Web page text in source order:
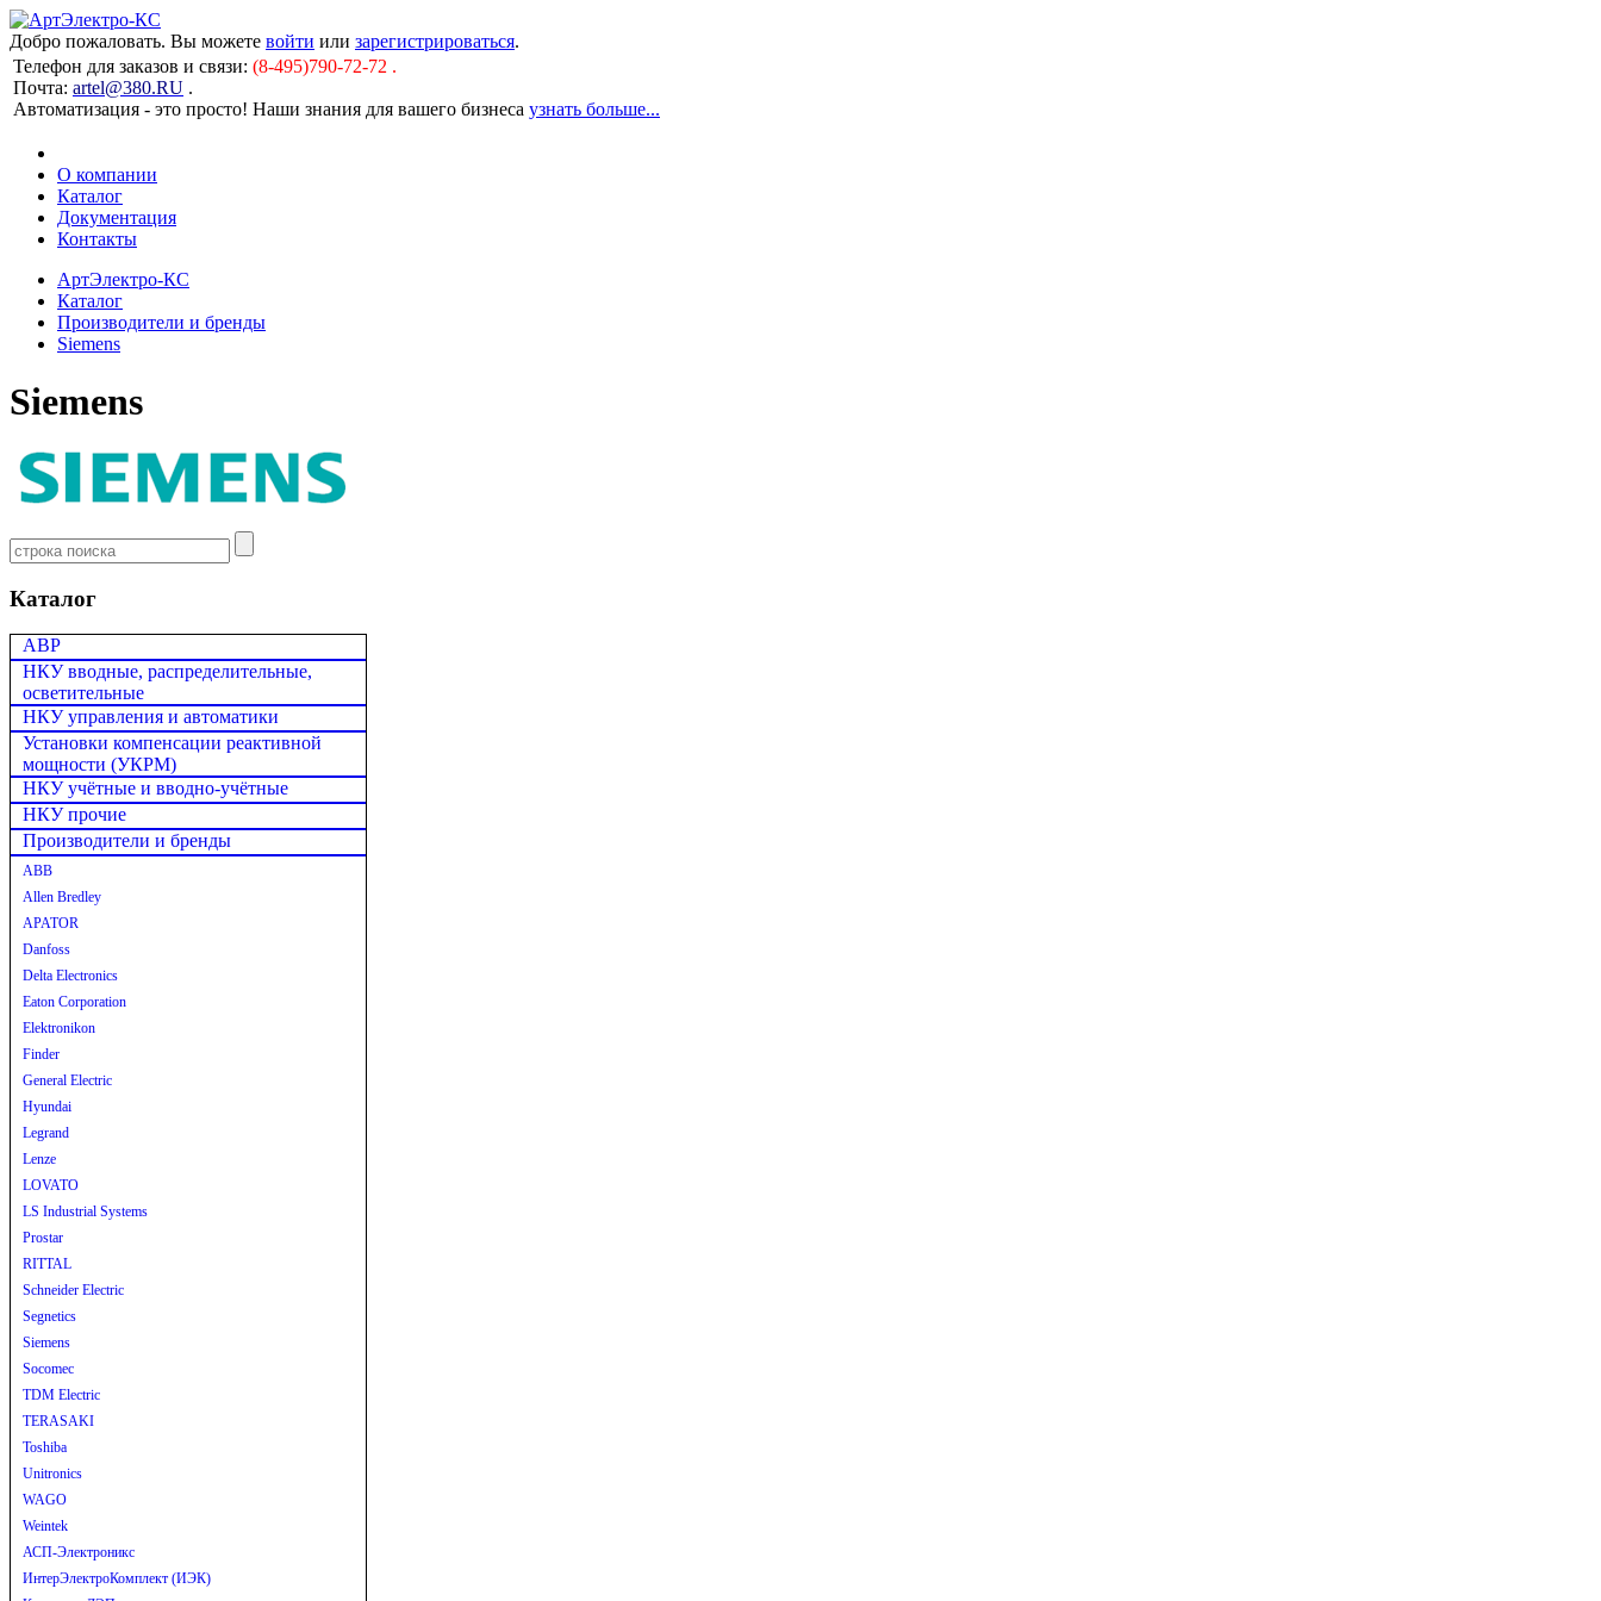
Добро пожаловать. Вы можете войти или зарегистрироваться.
Телефон для заказов и связи: (8-495)790-72-72 .
Почта: artel@380.RU .
Автоматизация - это просто! Наши знания для вашего бизнеса узнать больше...
О компании
Каталог
Документация
Контакты
АртЭлектро-КС
Каталог
Производители и бренды
Siemens
Siemens
Каталог
АВР
НКУ вводные, распределительные,
осветительные
НКУ управления и автоматики
Установки компенсации реактивной
мощности (УКРМ)
НКУ учётные и вводно-учётные
НКУ прочие
Производители и бренды
ABB
Allen Bredley
APATOR
Danfoss
Delta Electronics
Eaton Corporation
Elektronikon
Finder
General Electric
Hyundai
Legrand
Lenze
LOVATO
LS Industrial Systems
Prostar
RITTAL
Schneider Electric
Segnetics
Siemens
Socomec
TDM Electric
TERASAKI
Toshiba
Unitronics
WAGO
Weintek
АСП-Электроникс
ИнтерЭлектроКомплект (ИЭК)